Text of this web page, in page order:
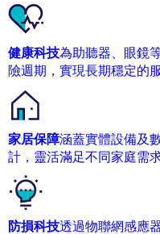
健康科技為助聽器、眼鏡
險週期，實現長期穩定的服
家居保障涵蓋實體設備及
計，靈活滿足不同家庭需求
防損科技透過物聯網感應